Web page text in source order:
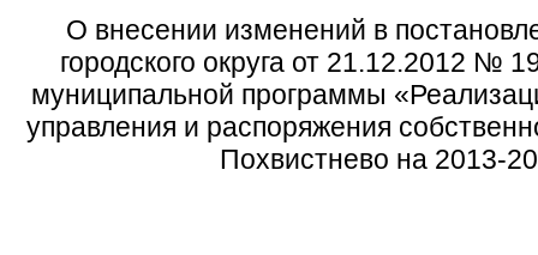
О внесении изменений в
городского округа от 21.12.2012 №
муниципальной программы
управления и распоряжения
Похвистнево на 2013-